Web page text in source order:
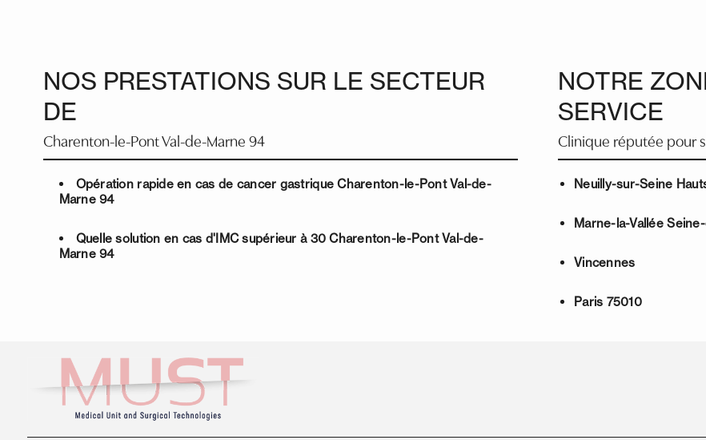
NOS PRESTATIONS SUR LE SECTEUR
DE
Charenton-le-Pont Val-de-Marne 94
Opération rapide en cas de cancer gastrique Charenton-le-Pont Val-de-
Marne 94
Quelle solution en cas d'IMC supérieur à 30 Charenton-le-Pont Val-de-
Marne 94
NOTRE
SERVICE
Clinique réputée pour
Neuilly-sur-Seine
Marne-la-Vallée
Vincennes
Paris 75010